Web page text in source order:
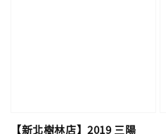
【新北樹林店】2019 三陽